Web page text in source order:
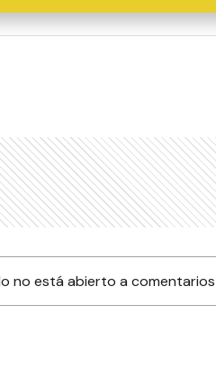
no está abierto a comentarios